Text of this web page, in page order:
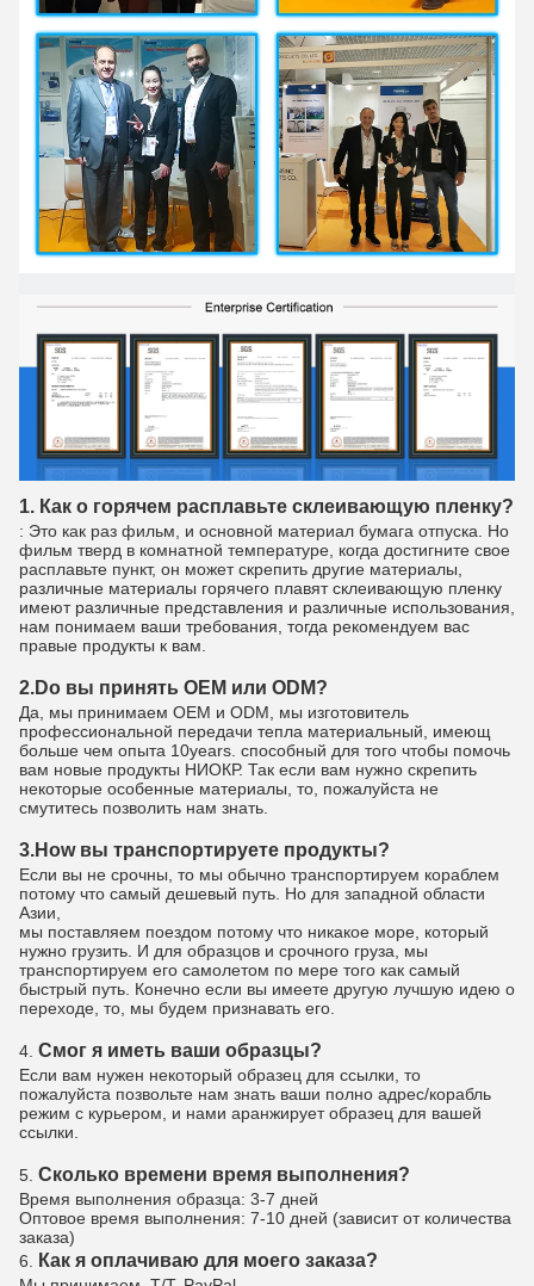
1. Как о горячем расплавьте склеивающую пленку?
: Это как раз фильм, и основной материал бумага отпуска. Но
фильм тверд в комнатной температуре, когда достигните свое
расплавьте пункт, он может скрепить другие материалы,
различные материалы горячего плавят склеивающую пленку
имеют различные представления и различные использования,
нам понимаем ваши требования, тогда рекомендуем вас
правые продукты к вам.
2.Do вы принять OEM или ODM?
Да, мы принимаем OEM и ODM, мы изготовитель
профессиональной передачи тепла материальный, имеющ
больше чем опыта 10years. способный для того чтобы помочь
вам новые продукты НИОКР. Так если вам нужно скрепить
некоторые особенные материалы, то, пожалуйста не
смутитесь позволить нам знать.
3.How вы транспортируете продукты?
Если вы не срочны, то мы обычно транспортируем кораблем
потому что самый дешевый путь. Но для западной области
Азии,
мы поставляем поездом потому что никакое море, который
нужно грузить. И для образцов и срочного груза, мы
транспортируем его самолетом по мере того как самый
быстрый путь. Конечно если вы имеете другую лучшую идею о
переходе, то, мы будем признавать его.
4. Смог я иметь ваши образцы?
Если вам нужен некоторый образец для ссылки, то
пожалуйста позвольте нам знать ваши полно адрес/корабль
режим с курьером, и нами аранжирует образец для вашей
ссылки.
5. Сколько времени время выполнения?
Время выполнения образца: 3-7 дней
Оптовое время выполнения: 7-10 дней (зависит от количества
заказа)
6. Как я оплачиваю для моего заказа?